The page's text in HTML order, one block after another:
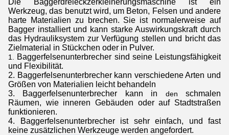
Werkzeug, das benutzt wird, um Beton, Felsen und andere
harte Materialien zu brechen. Sie ist normalerweise auf
Bagger installiert und kann starke Auswirkungskraft durch
das Hydrauliksystem zur Verfügung stellen und bricht das
Zielmaterial in Stückchen oder in Pulver.
1.
Baggerfelsenunterbrecher sind seine Leistungsfähigkeit
und Flexibilität.
2. Baggerfelsenunterbrecher kann verschiedene Arten und
Größen von Materialien leicht behandeln
3. Baggerfelsenunterbrecher kann in denschmalen
Räumen, wie inneren Gebäuden oder auf Stadtstraßen
funktionieren.
4.
Baggerfelsenunterbrecher ist sehr einfach, und fast
keine zusätzlichen Werkzeuge werden angefordert.